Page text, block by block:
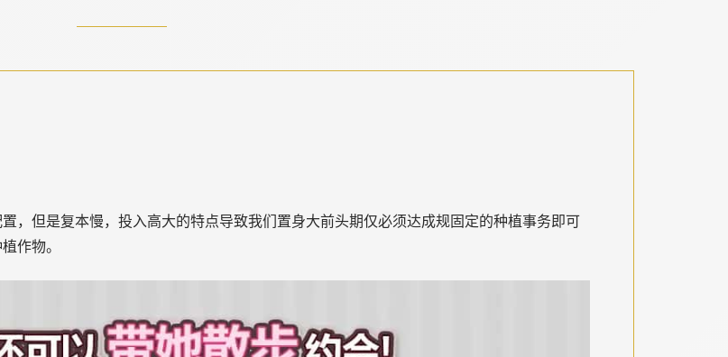
，但是复本慢，投入高大的特点导致我们置身大前头期仅必须达成规固定的种植事务即可
作物。